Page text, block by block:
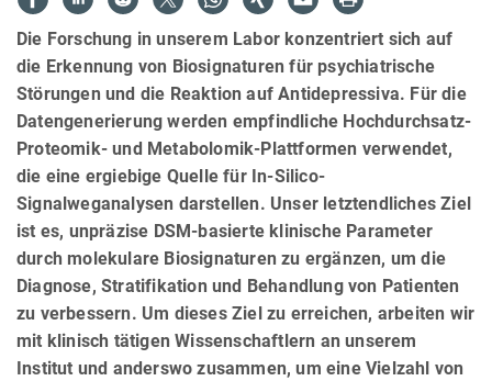
Die Forschung in unserem Labor konzentriert sich auf
die Erkennung von Biosignaturen für psychiatrische
Störungen und die Reaktion auf Antidepressiva. Für die
Datengenerierung werden empfindliche Hochdurchsatz-
Proteomik- und Metabolomik-Plattformen verwendet,
die eine ergiebige Quelle für In-Silico-
Signalweganalysen darstellen. Unser letztendliches Ziel
ist es, unpräzise DSM-basierte klinische Parameter
durch molekulare Biosignaturen zu ergänzen, um die
Diagnose, Stratifikation und Behandlung von Patienten
zu verbessern. Um dieses Ziel zu erreichen, arbeiten wir
mit klinisch tätigen Wissenschaftlern an unserem
Institut und anderswo zusammen, um eine Vielzahl von